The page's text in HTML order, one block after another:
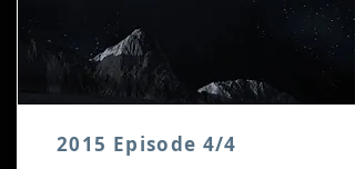
2015 Episode 4/4